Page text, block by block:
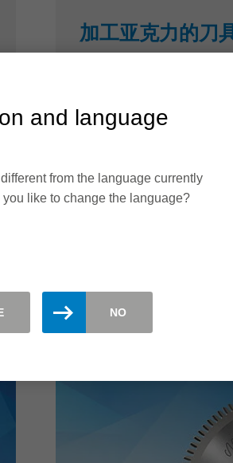
加工亚克力的刀
蓝帜专门为加工亚克力提
加工质量和生产率方面的
and language
from the language currently
like to change the language?
NO